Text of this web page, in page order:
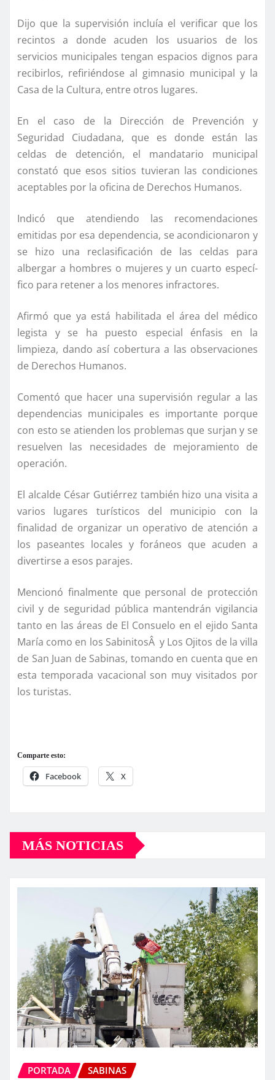
Dijo que la supervisión incluí­a el verificar que los
recintos a donde acuden los usuarios de los
servicios municipales tengan espacios dignos para
recibirlos, refiriéndose al gimnasio municipal y la
Casa de la Cultura, entre otros lugares.
En el caso de la Dirección de Prevención y
Seguridad Ciudadana, que es donde están las
celdas de detención, el mandatario municipal
constató que esos sitios tuvieran las condiciones
aceptables por la oficina de Derechos Humanos.
Indicó que atendiendo las recomendaciones
emitidas por esa dependencia, se acondicionaron y
se hizo una reclasificación de las celdas para
albergar a hombres o mujeres y un cuarto especí­
fico para retener a los menores infractores.
Afirmó que ya está habilitada el área del médico
legista y se ha puesto especial énfasis en la
limpieza, dando así­ cobertura a las observaciones
de Derechos Humanos.
Comentó que hacer una supervisión regular a las
dependencias municipales es importante porque
con esto se atienden los problemas que surjan y se
resuelven las necesidades de mejoramiento de
operación.
El alcalde César Gutiérrez también hizo una visita a
varios lugares turí­sticos del municipio con la
finalidad de organizar un operativo de atención a
los paseantes locales y foráneos que acuden a
divertirse a esos parajes.
Mencionó finalmente que personal de protección
civil y de seguridad pública mantendrán vigilancia
tanto en las áreas de El Consuelo en el ejido Santa
Marí­a como en los SabinitosÂ y Los Ojitos de la villa
de San Juan de Sabinas, tomando en cuenta que en
esta temporada vacacional son muy visitados por
los turistas.
Comparte esto:
Facebook X
MÁS NOTICIAS
PORTADA SABINAS